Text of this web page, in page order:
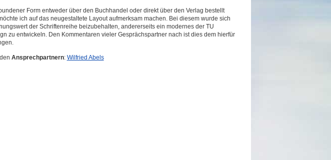
Form entweder über den Buchhandel oder direkt über den Verlag bestellt
ich auf das neugestaltete Layout aufmerksam machen. Bei diesem wurde sich
der Schriftenreihe beizubehalten, andererseits ein modernes der TU
zu entwickeln. Den Kommentaren vieler Gesprächspartner nach ist dies dem hierfür
Ansprechpartnern: Wilfried Abels